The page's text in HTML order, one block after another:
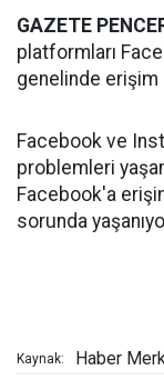
GAZETE
platformları
genelinde erişim
Facebook ve
problemleri
Facebook'a
sorunda
Kaynak: Haber